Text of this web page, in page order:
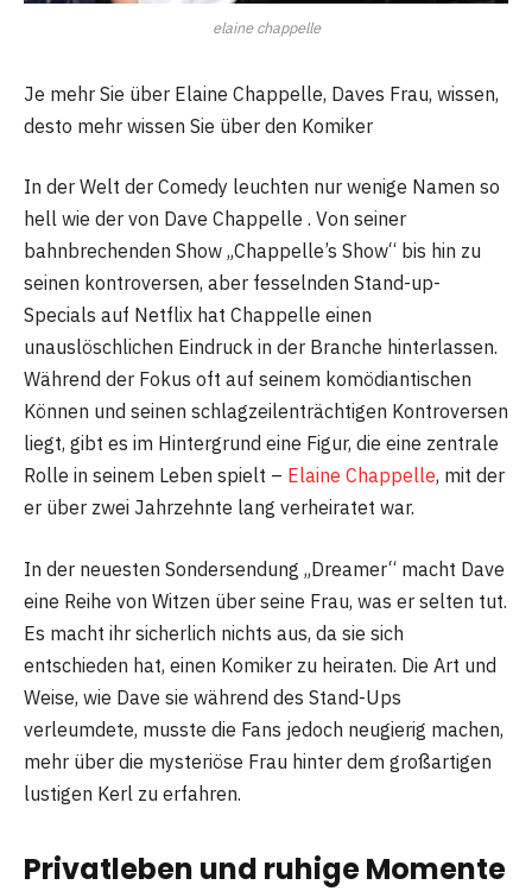
elaine chappelle
Je mehr Sie über Elaine Chappelle, Daves Frau, wissen,
desto mehr wissen Sie über den Komiker
In der Welt der Comedy leuchten nur wenige Namen so
hell wie der von Dave Chappelle . Von seiner
bahnbrechenden Show „Chappelle’s Show“ bis hin zu
seinen kontroversen, aber fesselnden Stand-up-
Specials auf Netflix hat Chappelle einen
unauslöschlichen Eindruck in der Branche hinterlassen.
Während der Fokus oft auf seinem komödiantischen
Können und seinen schlagzeilenträchtigen Kontroversen
liegt, gibt es im Hintergrund eine Figur, die eine zentrale
Rolle in seinem Leben spielt – Elaine Chappelle, mit der
er über zwei Jahrzehnte lang verheiratet war.
In der neuesten Sondersendung „Dreamer“ macht Dave
eine Reihe von Witzen über seine Frau, was er selten tut.
Es macht ihr sicherlich nichts aus, da sie sich
entschieden hat, einen Komiker zu heiraten. Die Art und
Weise, wie Dave sie während des Stand-Ups
verleumdete, musste die Fans jedoch neugierig machen,
mehr über die mysteriöse Frau hinter dem großartigen
lustigen Kerl zu erfahren.
Privatleben und ruhige Momente